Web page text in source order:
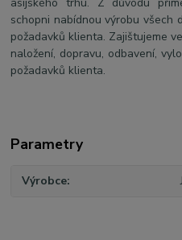
asijského trhu. Z důvodu
schopni nabídnou výrobu všech
požadavků klienta. Zajištujeme
naložení, dopravu, odbavení,
požadavků klienta.
Parametry
Výrobce